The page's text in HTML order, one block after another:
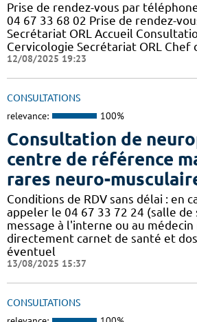
Prise de rendez-vous par
04 67 33 68 02 Prise de rendez-
Secrétariat ORL Accueil
Cervicologie Secrétariat ORL Chef
12/08/2025 19:23
CONSULTATIONS
relevance: 100%
Consultation de
centre de référence
rares neuro-
Conditions de RDV sans délai : en
appeler le 04 67 33 72 24 (salle de
message à l'interne ou au
directement carnet de santé et
éventuel
13/08/2025 15:37
CONSULTATIONS